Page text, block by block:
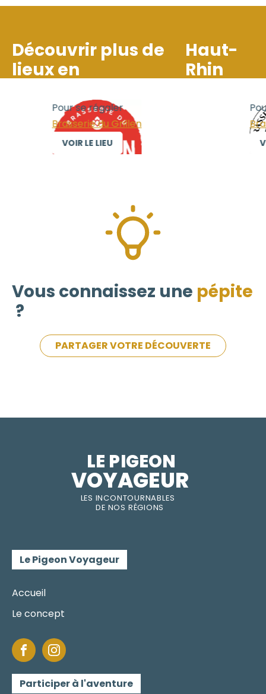
Découvrir plus de
lieux en
Haut-
Rhin
Pour se régaler
Brasserie du Grillen
VOIR LE LIEU
Pour se
Brasserie KS
VOIR LE
Vous connaissez une pépite
?
PARTAGER VOTRE DÉCOUVERTE
LES INCONTOURNABLES
DE NOS RÉGIONS
LE PIGEON
VOYAGEUR
Le Pigeon Voyageur
Accueil
Le concept
Participer à l'aventure